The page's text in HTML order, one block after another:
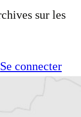
sur les
Se connecter